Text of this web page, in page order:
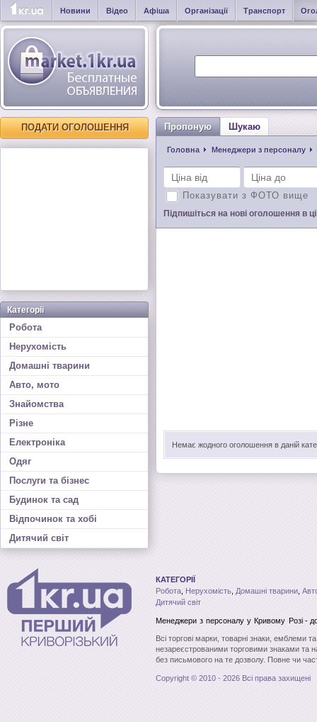
Новини Відео Афіша Організації Транспорт
ПОДАТИ ОГОЛОШЕННЯ
Категорії
Робота
Нерухомість
Домашні тварини
Авто, мото
Знайомства
Різне
Електроніка
Одяг
Послуги та бізнес
Будинок та сад
Відпочинок та хобі
Дитячий світ
Пропоную Шукаю
Головна Менеджери з персоналу
Показувати з ФОТО вище
Підпишіться на нові оголошення в
Немає жодного оголошення в даній
КАТЕГОРІЇ
Робота Нерухомість Домашні тварини
Дитячий світ
Менеджери з персоналу у Кривому Розі-
Всі торгові марки, товарні знаки, емблеми
незареєстрованими торговими знаками та
без письмового на те дозволу. Повне чи
Copyright © 2010 - 2026 Всі права захищені